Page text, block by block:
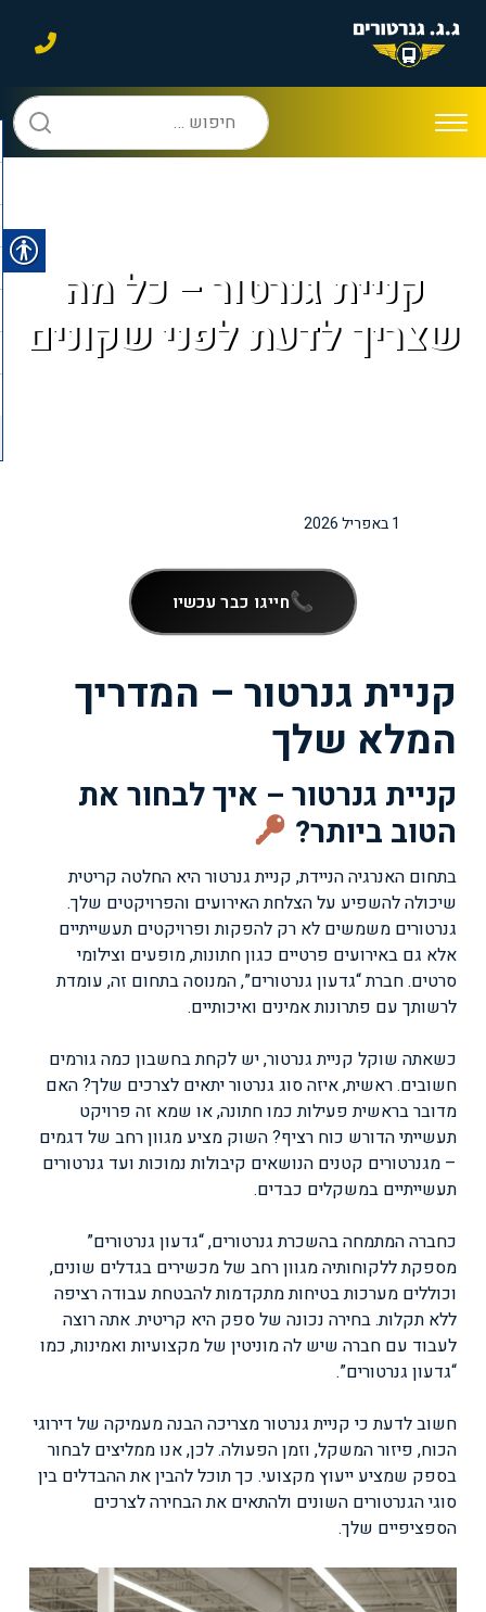
חיפוש:
קניית גנרטור – כל מה
שצריך לדעת לפני שקונים
1 באפריל 2026
חייגו כבר עכשיו
קניית גנרטור – המדריך
המלא שלך
קניית גנרטור – איך לבחור את
הטוב ביותר?
בתחום האנרגיה הניידת, קניית גנרטור היא החלטה קריטית
שיכולה להשפיע על הצלחת האירועים והפרויקטים שלך.
גנרטורים משמשים לא רק להפקות ופרויקטים תעשייתיים
אלא גם באירועים פרטיים כגון חתונות, מופעים וצילומי
סרטים. חברת “גדעון גנרטורים”, המנוסה בתחום זה, עומדת
לרשותך עם פתרונות אמינים ואיכותיים.
כשאתה שוקל קניית גנרטור, יש לקחת בחשבון כמה גורמים
חשובים. ראשית, איזה סוג גנרטור יתאים לצרכים שלך? האם
מדובר בראשית פעילות כמו חתונה, או שמא זה פרויקט
תעשייתי הדורש כוח רציף? השוק מציע מגוון רחב של דגמים
– מגנרטורים קטנים הנושאים קיבולות נמוכות ועד גנרטורים
תעשייתיים במשקלים כבדים.
כחברה המתמחה בהשכרת גנרטורים, “גדעון גנרטורים”
מספקת ללקוחותיה מגוון רחב של מכשירים בגדלים שונים,
וכוללים מערכות בטיחות מתקדמות להבטחת עבודה רציפה
ללא תקלות. בחירה נכונה של ספק היא קריטית. אתה רוצה
לעבוד עם חברה שיש לה מוניטין של מקצועיות ואמינות, כמו
“גדעון גנרטורים”.
חשוב לדעת כי קניית גנרטור מצריכה הבנה מעמיקה של דירוגי
הכוח, פיזור המשקל, וזמן הפעולה. לכן, אנו ממליצים לבחור
בספק שמציע ייעוץ מקצועי. כך תוכל להבין את ההבדלים בין
סוגי הגנרטורים השונים ולהתאים את הבחירה לצרכים
הספציפיים שלך.